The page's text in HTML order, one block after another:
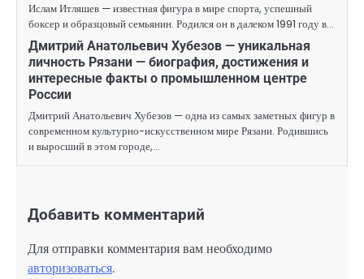
Ислам Итляшев — известная фигура в мире спорта, успешный
боксер и образцовый семьянин. Родился он в далеком 1991 году в…
Дмитрий Анатольевич Хубезов — уникальная
личность Рязани — биография, достижения и
интересные факты о промышленном центре
России
Дмитрий Анатольевич Хубезов — одна из самых заметных фигур в
современном культурно-искусственном мире Рязани. Родившись
и выросший в этом городе,…
Добавить комментарий
Для отправки комментария вам необходимо
авторизоваться.